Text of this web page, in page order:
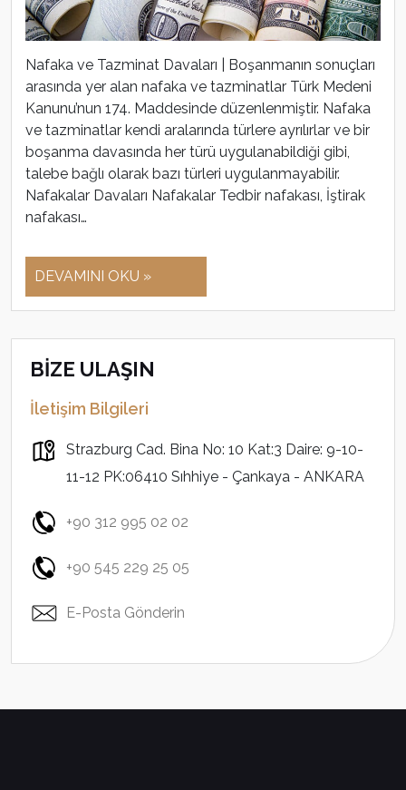
Nafaka ve Tazminat Davaları | Boşanmanın sonuçları
arasında yer alan nafaka ve tazminatlar Türk Medeni
Kanunu’nun 174. Maddesinde düzenlenmiştir. Nafaka
ve tazminatlar kendi aralarında türlere ayrılırlar ve bir
boşanma davasında her türü uygulanabildiği gibi,
talebe bağlı olarak bazı türleri uygulanmayabilir.
Nafakalar Davaları Nafakalar Tedbir nafakası, İştirak
nafakası…
DEVAMINI OKU »
BİZE ULAŞIN
İletişim Bilgileri
Strazburg Cad. Bina No: 10 Kat:3 Daire: 9-10-
11-12 PK:06410 Sıhhiye - Çankaya - ANKARA
+90 312 995 02 02
+90 545 229 25 05
E-Posta Gönderin